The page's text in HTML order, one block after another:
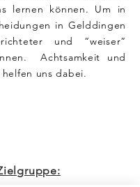
lernen können. Um in
in Gelddingen
und “weiser”
Achtsamkeit und
uns dabei.